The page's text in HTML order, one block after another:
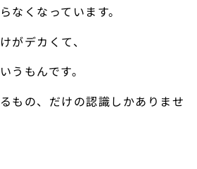
なくなっています。
がデカくて、
うもんです。
もの、だけの認識しかありませ